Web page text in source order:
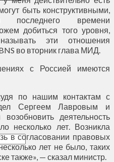
быть конструктивными,
последнего времени
добиться того уровня,
эти отношения
во вторник глава МИД.
с Россией имеются
по нашим контактам с
Сергеем Лавровым и
деятельность
несколько лет. Возникла
в согласовании правовых
лет не было, таких
также», — сказал министр.